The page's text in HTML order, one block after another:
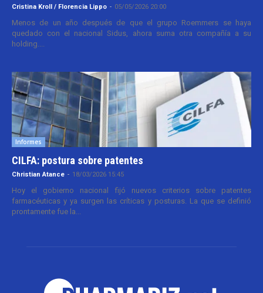
Cristina Kroll / Florencia Lippo - 05/05/2026 20:00
Menos de un año después de que el grupo Roemmers se haya
quedado con el nacional Sidus, ahora suma otra compañía a su
holding....
Informes
CILFA: postura sobre patentes
Christian Atance - 18/03/2026 15:45
Hoy el gobierno nacional fijó nuevos criterios sobre patentes
farmacéuticas y ya surgen las críticas y posturas. La que se definió
prontamente fue la...